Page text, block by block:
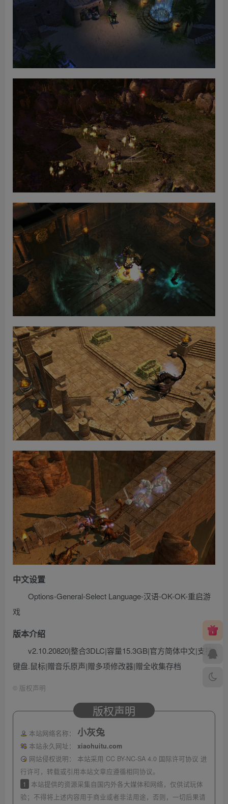
中文设置
Options-General-Select Language-汉语-OK-OK-重启游
戏
版本介绍
v2.10.20820|整合3DLC|容量15.3GB|官方简体中文|支持
键盘.鼠标|赠音乐原声|赠多项修改器|赠全收集存档
© 版权声明
版权声明
本站网络名称： 小灰兔
本站永久网址：
xiaohuitu.com
网站侵权说明：
本站采用 CC BY-NC-SA 4.0 国际许可协议 进
行许可，转载或引用本站文章应遵循相同协议。
1
本站提供的资源采集自国内外各大媒体和网络，仅供试玩体
验；不得将上述内容用于商业或者非法用途，否则，一切后果请